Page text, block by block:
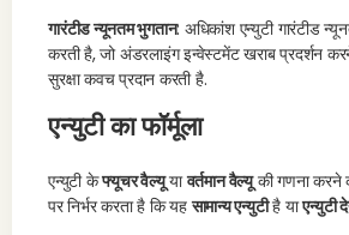
गारंटीड न्यूनतम भुगतान: अधिकांश एन्युटी गारंटीड
करती है, जो अंडरलाइंग इन्वेस्टमेंट खराब प्रदर्शन
सुरक्षा कवच प्रदान करती है.
एन्युटी का फॉर्मूला
एन्युटी केफ्यूचर वैल्यूयावर्तमान वैल्यूकी गणना करने
पर निर्भर करता है कि यहसामान्य एन्युटीहै याएन्युटी